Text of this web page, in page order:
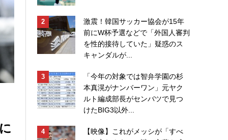
激震！韓国サッカー協会が15年
前にW杯予選などで「外国人審判
を性的接待していた」疑惑のス
キャンダルが...
「今年の対象では智弁学園の杉
本真滉がナンバーワン」元ヤク
ルト編成部長がセンバツで見つ
けたBIG3以外...
【映像】これがメッシが「すべ